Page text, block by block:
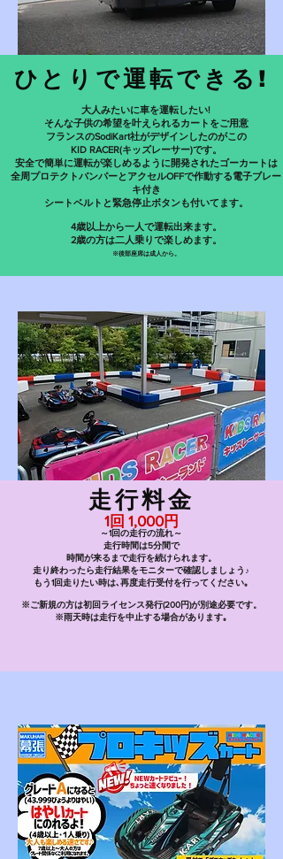
ひとりで運転できる!
大人みたいに車を運転したい!
そんな子供の希望を叶えられるカートをご用意
フランスのSodiKart社がデザインしたのがこの
KID RACER(キッズレーサー)です。
安全で簡単に運転が楽しめるように開発されたゴーカートは
全周プロテクトバンパーとアクセルOFFで作動する電子ブレー
キ付き
シートベルトと緊急停止ボタンも付いてます。
4歳以上から一人で運転出来ます。
​2歳の方は二人乗りで楽しめます。
※後部座席は成人から。
走行料金
1回 1,000円
～1回の走行の流れ～
走行時間は5分間で
時間が来るまで走行を続けられます。
走り終わったら走行結果をモニターで確認しましょう♪
もう1回走りたい時は､再度走行受付を行ってください｡
​※ご新規の方は初回ライセンス発行(200円)が別途必要です。
※雨天時は走行を中止する場合があります｡